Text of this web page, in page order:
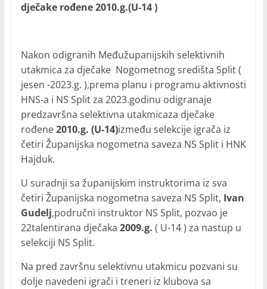
dječake rođene 2010.g.(U-14 )
Nakon odigranih Međužupanijskih selektivnih
utakmica za dječake Nogometnog središta Split (
jesen -2023.g. ),prema planu i programu aktivnosti
HNS-a i NS Split za 2023.godinu odigranaje
predzavršna selektivna utakmicaza dječake
rođene2010.g. (U-14)između selekcije igrača iz
četiri Županijska nogometna saveza NS Split i HNK
Hajduk.
U suradnji sa županijskim instruktorima iz sva
četiri Županijska nogometna saveza NS Split, Ivan
Gudelj,područni instruktor NS Split, pozvao je
22talentirana dječaka 2009.g. ( U-14 ) za nastup u
selekciji NS Split.
Na pred završnu selektivnu utakmicu pozvani su
dolje navedeni igrači i treneri iz klubova sa